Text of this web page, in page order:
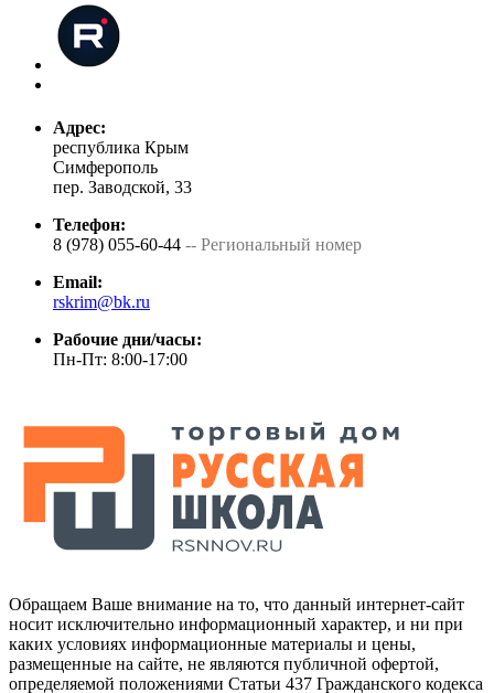
Адрес:
республика Крым
Симферополь
пер. Заводской, 33
Телефон:
8 (978) 055-60-44 -- Региональный номер
Email:
rskrim@bk.ru
Рабочие дни/часы:
Пн-Пт: 8:00-17:00
Обращаем Ваше внимание на то, что данный интернет-сайт
носит исключительно информационный характер, и ни при
каких условиях информационные материалы и цены,
размещенные на сайте, не являются публичной офертой,
определяемой положениями Статьи 437 Гражданского кодекса